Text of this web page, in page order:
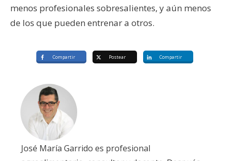
menos profesionales sobresalientes, y aún menos
de los que pueden entrenar a otros.
Compartir Postear Compartir
José María Garrido es profesional